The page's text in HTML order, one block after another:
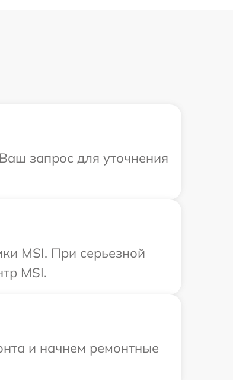
запрос для уточнения
MSI. При серьезной
MSI.
и начнем ремонтные